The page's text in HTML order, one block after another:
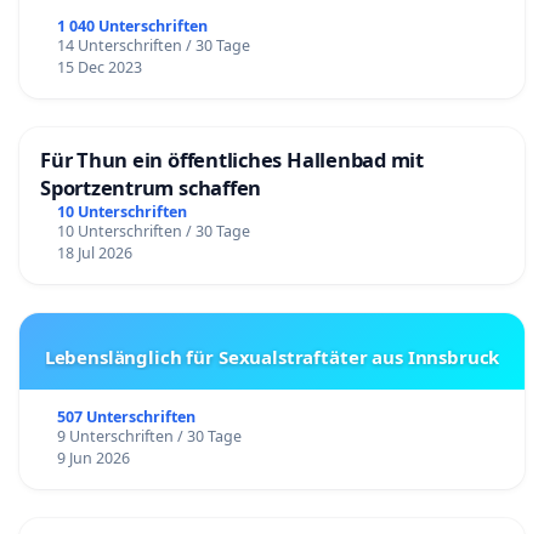
1 040 Unterschriften
14 Unterschriften / 30 Tage
15 Dec 2023
Für Thun ein öffentliches Hallenbad mit
Sportzentrum schaffen
10 Unterschriften
10 Unterschriften / 30 Tage
18 Jul 2026
Lebenslänglich für Sexualstraftäter aus Innsbruck
507 Unterschriften
9 Unterschriften / 30 Tage
9 Jun 2026